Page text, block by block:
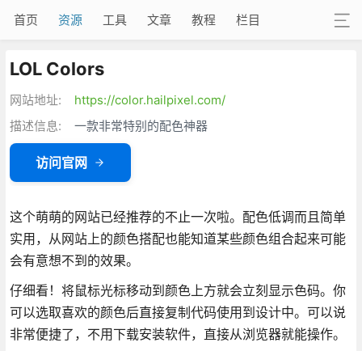
首页 资源 工具 文章 教程 栏目
LOL Colors
网站地址:
https://color.hailpixel.com/
描述信息:
一款非常特别的配色神器
访问官网
这个萌萌的网站已经推荐的不止一次啦。配色低调而且简单
实用，从网站上的颜色搭配也能知道某些颜色组合起来可能
会有意想不到的效果。
仔细看！将鼠标光标移动到颜色上方就会立刻显示色码。你
可以选取喜欢的颜色后直接复制代码使用到设计中。可以说
非常便捷了，不用下载安装软件，直接从浏览器就能操作。